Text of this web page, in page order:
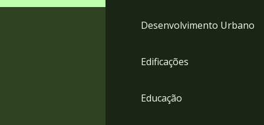
Desenvolvimento Urbano
Edificações
Educação